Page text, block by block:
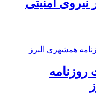
نیروی امنیتی